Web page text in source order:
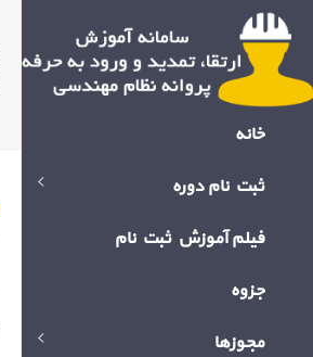
خانه
ثبت نام دوره
فیلم آموزش ثبت نام
جزوه
مجوزها